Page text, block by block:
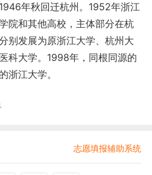
年秋回迁杭州。1952年浙江
院和其他高校，主体部分在杭
别发展为原浙江大学、杭州大
科大学。1998年，同根同源的
浙江大学。
志愿填报辅助系统